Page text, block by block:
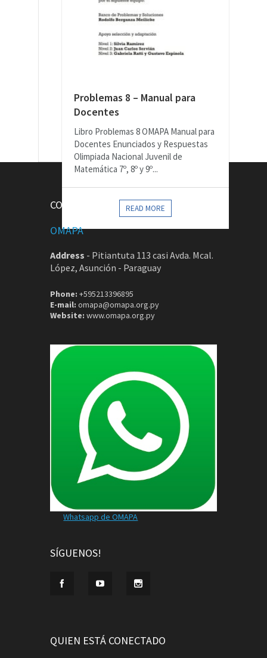
Problemas 8 – Manual para
Docentes
Libro Problemas 8 OMAPA Manual para
Docentes Enunciados y Respuestas
Olimpiada Nacional Juvenil de
Matemática 7º, 8º y 9º...
READ MORE
CONTACTOS
OMAPA
Address - Pitiantuta 113 casi Avda. Mcal.
López, Asunción - Paraguay
Phone: +595213396895
E-mail: omapa@omapa.org.py
Website: www.omapa.org.py
Whatsapp de OMAPA
SÍGUENOS!
QUIEN ESTÁ CONECTADO